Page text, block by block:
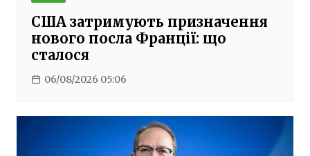
США затримують призначення
нового посла Франції: що
сталося
06/08/2026 05:06